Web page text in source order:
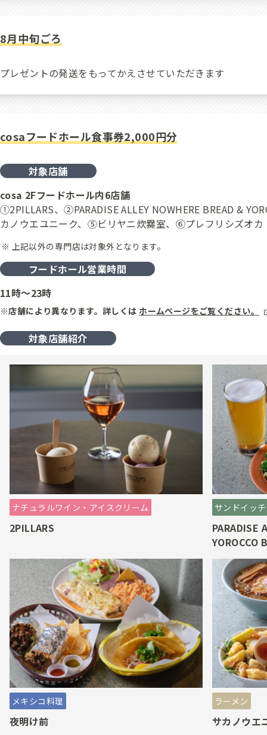
8月中旬ごろ
プレゼントの発送をもってかえさせていただきます
cosaフードホール食事券2,000円分
対象店舗
cosa 2Fフードホール内6店舗
①2PILLARS、②PARADISE ALLEY NOWHERE BREAD &
カノウエユニーク、⑤ビリヤニ炊爨室、⑥プレフリシズオカ
上記以外の専門店は対象外となります。
フードホール営業時間
11時～23時
※店舗により異なります。詳しくはホームページをご覧ください。
対象店舗紹介
ナチュラルワイン・アイスクリーム
2PILLARS
サンドイッ
PARADISE
YOROCCO
メキシコ料理
夜明け前
ラーメン
サカノウエ